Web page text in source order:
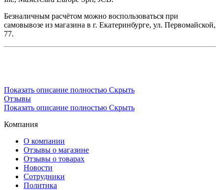
Безналичным расчётом можно воспользоваться при
самовывозе из магазина в г. Екатеринбурге, ул. Первомайской,
77.
Показать описание полностью Скрыть
Отзывы
Показать описание полностью Скрыть
Компания
О компании
Отзывы о магазине
Отзывы о товарах
Новости
Сотрудники
Политика